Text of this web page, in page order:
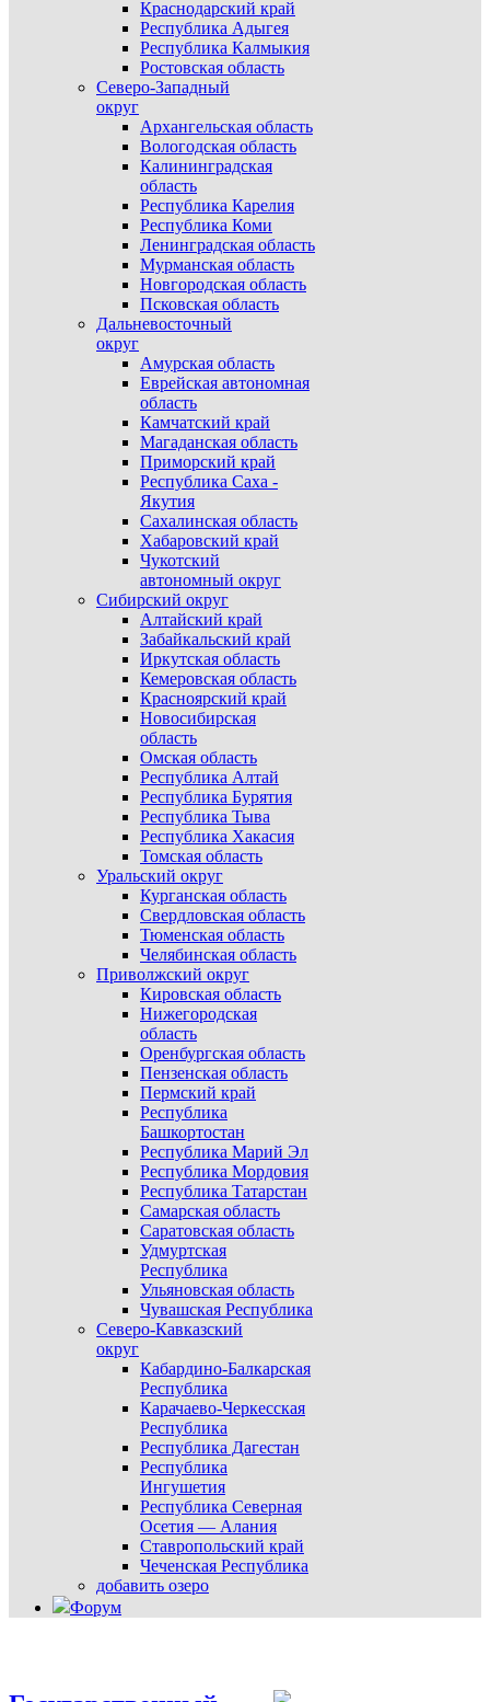
Краснодарский край
Республика Адыгея
Республика Калмыкия
Ростовская область
Северо-Западный
округ
Архангельская область
Вологодская область
Калининградская
область
Республика Карелия
Республика Коми
Ленинградская область
Мурманская область
Новгородская область
Псковская область
Дальневосточный
округ
Амурская область
Еврейская автономная
область
Камчатский край
Магаданская область
Приморский край
Республика Саха -
Якутия
Сахалинская область
Хабаровский край
Чукотский
автономный округ
Сибирский округ
Алтайский край
Забайкальский край
Иркутская область
Кемеровская область
Красноярский край
Новосибирская
область
Омская область
Республика Алтай
Республика Бурятия
Республика Тыва
Республика Хакасия
Томская область
Уральский округ
Курганская область
Свердловская область
Тюменская область
Челябинская область
Приволжский округ
Кировская область
Нижегородская
область
Оренбургская область
Пензенская область
Пермский край
Республика
Башкортостан
Республика Марий Эл
Республика Мордовия
Республика Татарстан
Самарская область
Саратовская область
Удмуртская
Республика
Ульяновская область
Чувашская Республика
Северо-Кавказский
округ
Кабардино-Балкарская
Республика
Карачаево-Черкесская
Республика
Республика Дагестан
Республика
Ингушетия
Республика Северная
Осетия — Алания
Ставропольский край
Чеченская Республика
добавить озеро
Форум